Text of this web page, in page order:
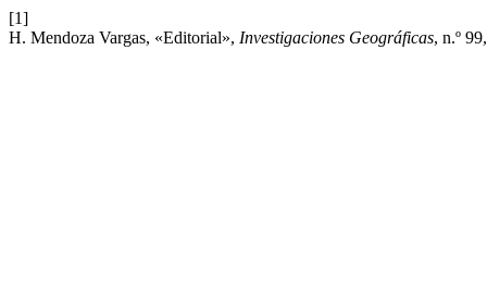
[1]
H. Mendoza Vargas, «Editorial», Investigaciones Geográficas, n.º